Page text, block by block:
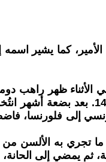
كما يشير اسمه
في الأثناء ظهر
رولا" تمكن من إجراء إصلاحات كبيرة، وشكل حكومة ذات توجهات دينية لم تلبث أن
إلى فلورنسا،
تجري به الألسن من
ثم يمضي إلى